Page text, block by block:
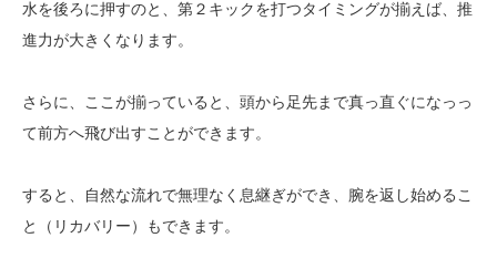
水を後ろに押すのと、第２キックを打つタイミングが揃えば、推
進力が大きくなります。
さらに、ここが揃っていると、頭から足先まで真っ直ぐになっっ
て前方へ飛び出すことができます。
すると、自然な流れで無理なく息継ぎができ、腕を返し始めるこ
と（リカバリー）もできます。